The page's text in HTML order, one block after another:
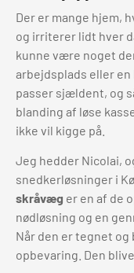
Der er mange hjem,
og irriterer lidt hver
kunne være noget
arbejdsplads eller
passer sjældent, og
blanding af løse
ikke vil kigge på.
Jeg hedder Nicolai,
snedkerløsninger i
skråvæg er en af de
nødløsning og en
Når den er tegnet
opbevaring. Den